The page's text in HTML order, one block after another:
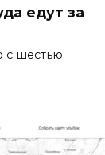
едут за
с шестью